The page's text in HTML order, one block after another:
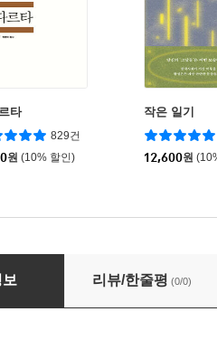
타
829건
원 (10% 할인)
작은 일기
12,600원
리뷰/한줄평 (0/0)